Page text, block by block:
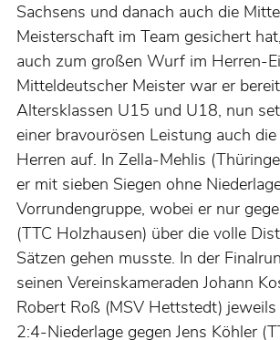
Sachsens und danach auch die
Meisterschaft im Team gesichert
auch zum großen Wurf im Herren-
Mitteldeutscher Meister war er
Altersklassen U15 und U18, nun
einer bravourösen Leistung auch
Herren auf. In Zella-Mehlis
er mit sieben Siegen ohne
Vorrundengruppe, wobei er nur
(TTC Holzhausen) über die volle
Sätzen gehen musste. In der
seinen Vereinskameraden Johann
Robert Roß (MSV Hettstedt)
2:4-Niederlage gegen Jens Köhler